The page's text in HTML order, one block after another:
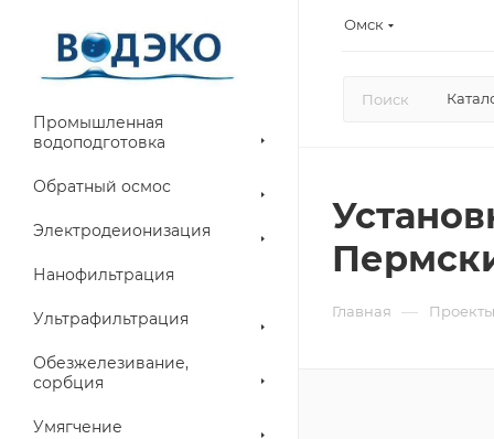
Омск
Промышленная
водоподготовка
Обратный осмос
Электродеионизация
Нанофильтрация
Ультрафильтрация
Обезжелезивание,
сорбция
Умягчение
Главная — Проекты